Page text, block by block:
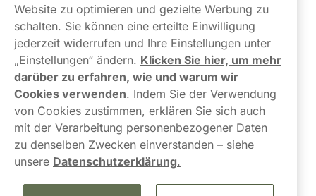
Kontaktieren Sie uns!
hallo@northerner.com
+498001844282
Mo-Do: 08-17 Uhr (Pause: 12-13) Fr: 09-17 Uhr
Website zu optimieren und gezielte Werbung zu
schalten. Sie können eine erteilte Einwilligung
jederzeit widerrufen und Ihre Einstellungen unter
„Einstellungen“ ändern. Klicken Sie hier, um mehr
darüber zu erfahren, wie und warum wir
Cookies verwenden. Indem Sie der Verwendung
von Cookies zustimmen, erklären Sie sich auch
mit der Verarbeitung personenbezogener Daten
zu denselben Zwecken einverstanden – siehe
unsere Datenschutzerklärung.